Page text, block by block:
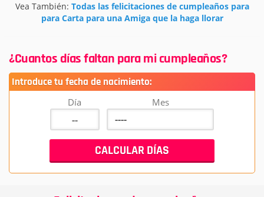
Vea También: Todas las felicitaciones de cumpleaños para
para Carta para una Amiga que la haga llorar
¿Cuantos días faltan para mi cumpleaños?
Introduce tu fecha de nacimiento:
Día Mes